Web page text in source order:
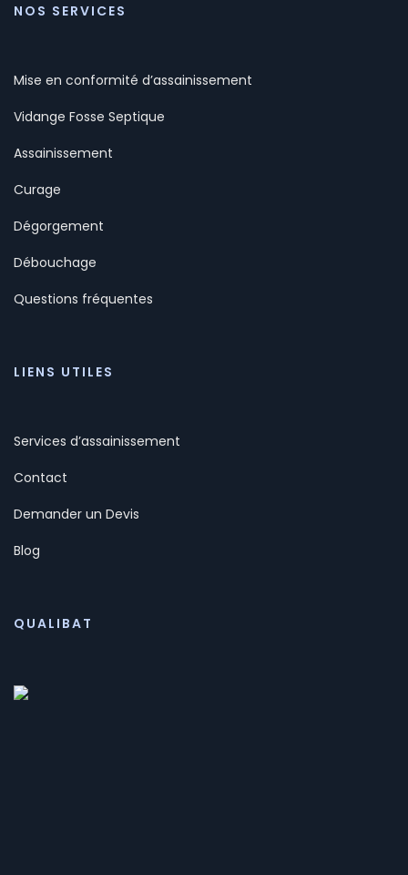
NOS SERVICES
Mise en conformité d’assainissement
Vidange Fosse Septique
Assainissement
Curage
Dégorgement
Débouchage
Questions fréquentes
LIENS UTILES
Services d’assainissement
Contact
Demander un Devis
Blog
QUALIBAT